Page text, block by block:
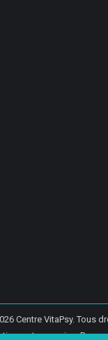
Centre VitaPsy.Tous
vos soins. Pour